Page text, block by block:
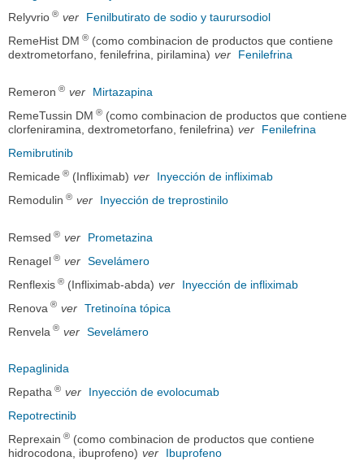
Relyvrio ® ver
Fenilbutirato de sodio y taurursodiol
RemeHist DM ® (como combinacion de productos que contiene
dextrometorfano, fenilefrina, pirilamina) ver Fenilefrina
Remeron ® ver
Mirtazapina
RemeTussin DM ® (como combinacion de productos que contiene
clorfeniramina, dextrometorfano, fenilefrina) ver
Fenilefrina
Remibrutinib
Remicade ® (Infliximab) ver
Inyección de infliximab
Remodulin ® ver Inyección de treprostinilo
Remsed ® ver
Prometazina
Renagel ® ver Sevelámero
Renflexis ® (Infliximab-abda) ver
Inyección de infliximab
Renova ® ver Tretinoína tópica
Renvela ® ver Sevelámero
Repaglinida
Repatha ® ver
Inyección de evolocumab
Repotrectinib
Reprexain ® (como combinacion de productos que contiene
hidrocodona, ibuprofeno) ver
Ibuprofeno